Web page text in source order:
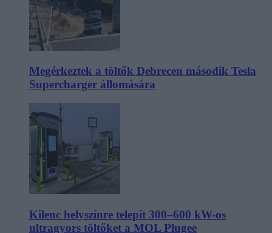
Megérkeztek a töltők Debrecen második Tesla
Supercharger állomására
Kilenc helyszínre telepít 300–600 kW-os
ultragyors töltőket a MOL Plugee